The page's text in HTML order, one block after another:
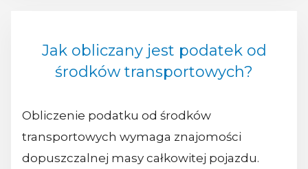
Jak obliczany jest podatek od
środków transportowych?
Obliczenie podatku od środków
transportowych wymaga znajomości
dopuszczalnej masy całkowitej pojazdu.